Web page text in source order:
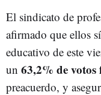
El sindicato de
afirmado que ellos
educativo de este
un 63,2% de votos
preacuerdo, y